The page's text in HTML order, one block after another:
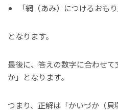
「網（あみ）につけるおも
となります。
最後に、答えの数字に合わせ
か」となります。
つまり、正解は「かいづか（貝